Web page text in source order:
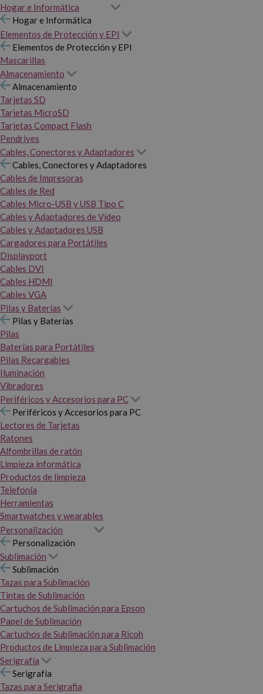
Hogar e Informática
Hogar e Informática
Elementos de Protección y EPI
Elementos de Protección y EPI
Mascarillas
Almacenamiento
Almacenamiento
Tarjetas SD
Tarjetas MicroSD
Tarjetas Compact Flash
Pendrives
Cables, Conectores y Adaptadores
Cables, Conectores y Adaptadores
Cables de Impresoras
Cables de Red
Cables Micro-USB y USB Tipo C
Cables y Adaptadores de Vídeo
Cables y Adaptadores USB
Cargadores para Portátiles
Displayport
Cables DVI
Cables HDMI
Cables VGA
Pilas y Baterías
Pilas y Baterías
Pilas
Baterías para Portátiles
Pilas Recargables
Iluminación
Vibradores
Periféricos y Accesorios para PC
Periféricos y Accesorios para PC
Lectores de Tarjetas
Ratones
Alfombrillas de ratón
Limpieza informática
Productos de limpieza
Telefonía
Herramientas
Smartwatches y wearables
Personalización
Personalización
Sublimación
Sublimación
Tazas para Sublimación
Tintas de Sublimación
Cartuchos de Sublimación para Epson
Papel de Sublimación
Cartuchos de Sublimación para Ricoh
Productos de Limpieza para Sublimación
Serigrafía
Serigrafía
Tazas para Serigrafia